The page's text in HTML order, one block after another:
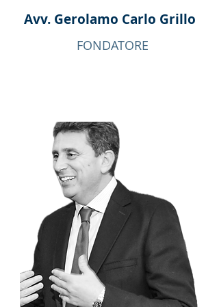
Avv. Gerolamo Carlo Grillo
FONDATORE